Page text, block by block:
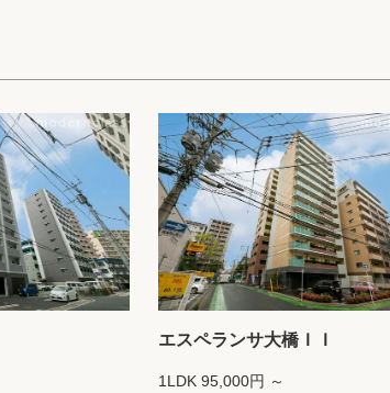
エスペランサ大橋ＩＩ
1LDK 95,000円 ～